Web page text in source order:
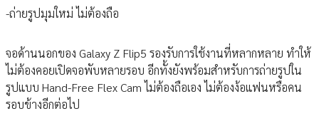
-ถ่ายรูปมุมใหม่ ไม่ต้องถือ
จอด้านนอกของ Galaxy Z Flip5 รองรับการใช้งานที่หลากหลาย ทำให้
ไม่ต้องคอยเปิดจอพับหลายรอบ อีกทั้งยังพร้อมสำหรับการถ่ายรูปใน
รูปแบบ Hand-Free Flex Cam ไม่ต้องถือเอง ไม่ต้องง้อแฟนหรือคน
รอบข้างอีกต่อไป